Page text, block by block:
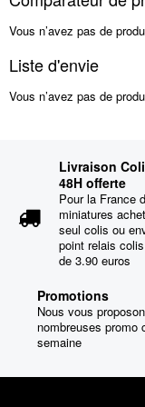
Vous n’avez pas de
Liste d'envie
Vous n’avez pas de
Livraison
48H offerte
Pour la France
miniatures
seul colis ou
point relais
de 3.90 euros
Promotions
Nous vous
nombreuses promo
semaine